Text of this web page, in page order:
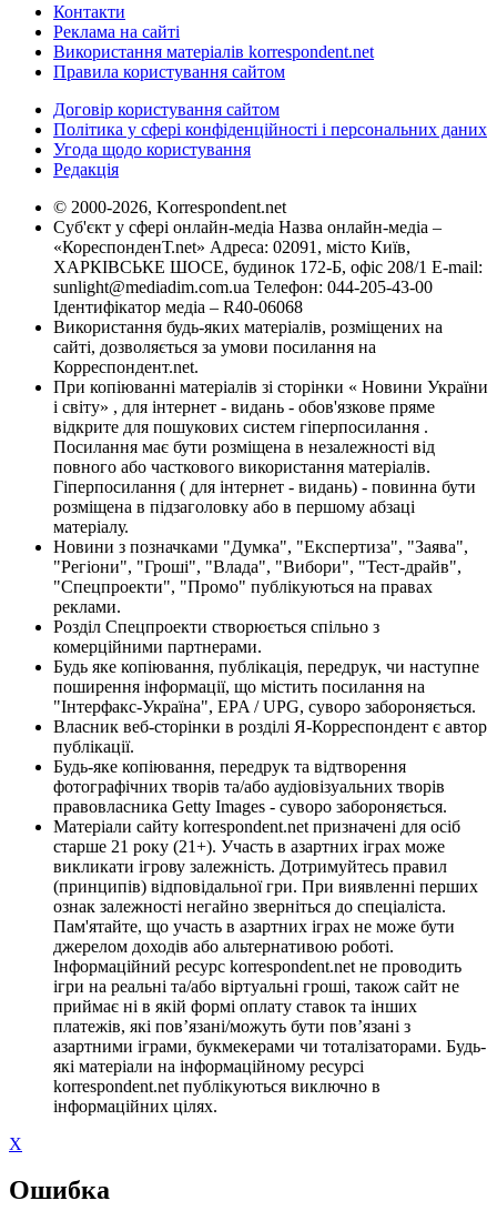
Контакти
Реклама на сайті
Використання матеріалів korrespondent.net
Правила користування сайтом
Договір користування сайтом
Політика у сфері конфіденційності і персональних даних
Угода щодо користування
Редакція
© 2000-2026, Korrespondent.net
Суб'єкт у сфері онлайн-медіа Назва онлайн-медіа –
«КореспонденТ.net» Адреса: 02091, місто Київ,
ХАРКІВСЬКЕ ШОСЕ, будинок 172-Б, офіс 208/1 E-mail:
sunlight@mediadim.com.ua Телефон: 044-205-43-00
Ідентифікатор медіа – R40-06068
Використання будь-яких матеріалів, розміщених на
сайті, дозволяється за умови посилання на
Корреспондент.net.
При копіюванні матеріалів зі сторінки « Новини України
і світу» , для інтернет - видань - обов'язкове пряме
відкрите для пошукових систем гіперпосилання .
Посилання має бути розміщена в незалежності від
повного або часткового використання матеріалів.
Гіперпосилання ( для інтернет - видань) - повинна бути
розміщена в підзаголовку або в першому абзаці
матеріалу.
Новини з позначками "Думка", "Експертиза", "Заява",
"Регіони", "Гроші", "Влада", "Вибори", "Тест-драйв",
"Спецпроекти", "Промо" публікуються на правах
реклами.
Розділ Спецпроекти створюється спільно з
комерційними партнерами.
Будь яке копіювання, публікація, передрук, чи наступне
поширення інформації, що містить посилання на
"Інтерфакс-Україна", EPA / UPG, суворо забороняється.
Власник веб-сторінки в розділі Я-Корреспондент є автор
публікації.
Будь-яке копіювання, передрук та відтворення
фотографічних творів та/або аудіовізуальних творів
правовласника Getty Images - суворо забороняється.
Матеріали сайту korrespondent.net призначені для осіб
старше 21 року (21+). Участь в азартних іграх може
викликати ігрову залежність. Дотримуйтесь правил
(принципів) відповідальної гри. При виявленні перших
ознак залежності негайно зверніться до спеціаліста.
Пам'ятайте, що участь в азартних іграх не може бути
джерелом доходів або альтернативою роботі.
Інформаційний ресурс korrespondent.net не проводить
ігри на реальні та/або віртуальні гроші, також сайт не
приймає ні в якій формі оплату ставок та інших
платежів, які пов’язані/можуть бути пов’язані з
азартними іграми, букмекерами чи тоталізаторами. Будь-
які матеріали на інформаційному ресурсі
korrespondent.net публікуються виключно в
інформаційних цілях.
X
Ошибка